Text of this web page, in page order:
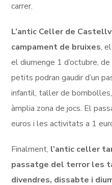
carrer.
L’antic Celler de
campament de bruixes,
el diumenge 1 d’octubre,
petits podran gaudir d’un
infantil, taller de bombolles,
àmplia zona de jocs. El
euros i les activitats a 1
Finalment, l’antic celler
passatge del terror les
divendres, dissabte i